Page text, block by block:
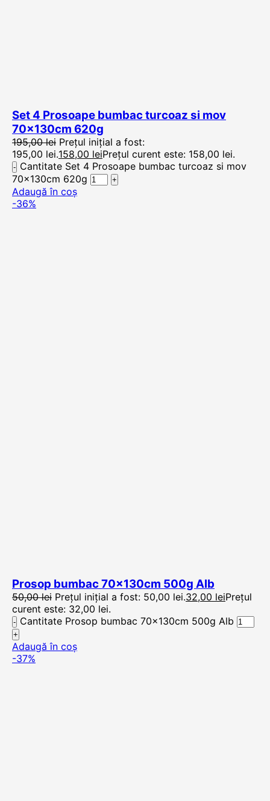
Set 4 Prosoape bumbac turcoaz si mov
70x130cm 620g
195,00lei Prețul inițial a fost:
195,00 lei.158,00 leiPrețul curent este: 158,00 lei.
Cantitate Set 4 Prosoape bumbac turcoaz si mov
70x130cm 620g
Adaugă în coș
-36%
Prosop bumbac 70x130cm 500g Alb
50,00lei Prețul inițial a fost: 50,00 lei.32,00 leiPrețul
curent este: 32,00 lei.
Cantitate Prosop bumbac 70x130cm 500g Alb
Adaugă în coș
-37%